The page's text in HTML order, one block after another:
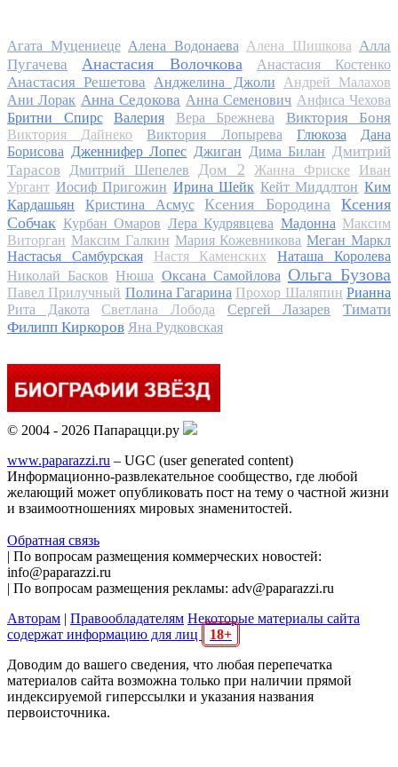
Агата Муцениеце Алена Водонаева Алена Шишкова Алла
Пугачева
Анастасия Волочкова Анастасия Костенко
Анастасия Решетова Анджелина Джоли
Андрей Малахов
Ани Лорак Анна Седокова Анна Семенович Анфиса Чехова
Бритни Спирс
Валерия Вера Брежнева Виктория Боня
Виктория Дайнеко Виктория Лопырева Глюкоза
Дана
Борисова Дженнифер Лопес Джиган Дима Билан
Дмитрий
Тарасов
Дмитрий Шепелев Дом 2 Жанна Фриске
Иван
Ургант Иосиф Пригожин Ирина Шейк Кейт Миддлтон Ким
Кардашьян
Кристина Асмус Ксения Бородина
Ксения
Собчак Курбан Омаров Лера Кудрявцева Мадонна Максим
Виторган Максим Галкин Мария Кожевникова Меган Маркл
Настасья Самбурская
Настя Каменских
Наташа Королева
Николай Басков Нюша Оксана Самойлова Ольга Бузова
Павел Прилучный Полина Гагарина Прохор Шаляпин Рианна
Рита Дакота
Светлана Лобода Сергей Лазарев
Тимати
Филипп Киркоров Яна Рудковская
© 2004 - 2026 Папарацци.ру
www.paparazzi.ru – UGC (user generated content)
Информационно-развлекательное сообщество, где любой
желающий может опубликовать пост на тему о частной жизни
и взаимоотношениях мировых знаменитостей.
Обратная связь
| По вопросам размещения коммерческих новостей:
info@paparazzi.ru
| По вопросам размещения рекламы: adv@paparazzi.ru
Авторам | Правообладателям Некоторые материалы сайта
содержат информацию для лиц
18+
Доводим до вашего сведения, что любая перепечатка
материалов сайта возможна только при наличии прямой
индексируемой гиперссылки и указания названия
первоисточника.